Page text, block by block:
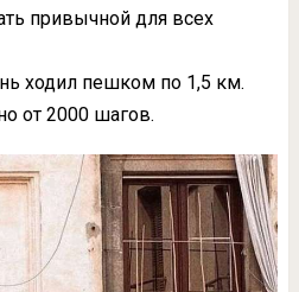
привычной для всех
ходил пешком по 1,5 км.
от 2000 шагов.